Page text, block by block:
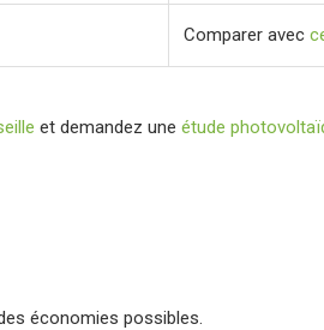
Comparer avec
et demandez une étude
économies possibles.